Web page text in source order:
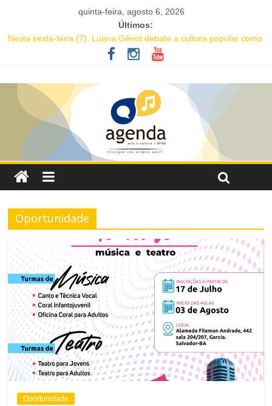
quinta-feira, agosto 6, 2026
Últimos:
Nesta sexta-feira (7), Luana Génot debate a cultura popular como
caminho para equidade racial
Academia de Letras da Bahia marca presença na Flipelô 2026
Mesa “Valoração de práticas culturais” abre o Enecult 2026
Comédia romântica “O que vem depois” reestreia na Casa Preta e
convida público a viver as aventuras de um casal na terceira
idade
Oportunidade
Oportunidade